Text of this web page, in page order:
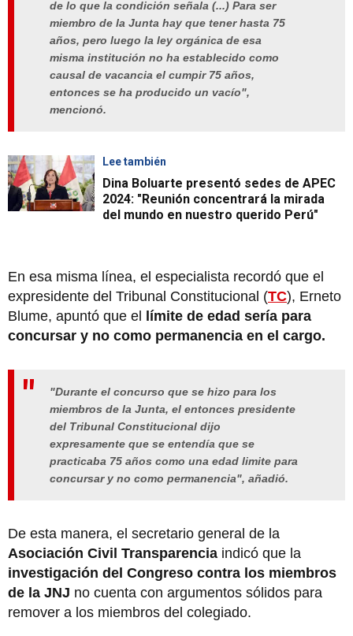
de lo que la condición señala (...) Para ser
miembro de la Junta hay que tener hasta 75
años, pero luego la ley orgánica de esa
misma institución no ha establecido como
causal de vacancia el cumpir 75 años,
entonces se ha producido un vacío",
mencionó.
Lee también
Dina Boluarte presentó sedes de APEC
2024: "Reunión concentrará la mirada
del mundo en nuestro querido Perú"
En esa misma línea, el especialista recordó que el
expresidente del Tribunal Constitucional (TC), Erneto
Blume, apuntó que el
límite de edad sería para
concursar y no como permanencia en el cargo.
"Durante el concurso que se hizo para los
miembros de la Junta, el entonces presidente
del Tribunal Constitucional dijo
expresamente que se entendía que se
practicaba 75 años como una edad limite para
concursar y no como permanencia", añadió.
De esta manera, el secretario general de la
Asociación Civil Transparencia indicó que la
investigación del Congreso contra los miembros
de la JNJ no cuenta con argumentos sólidos para
remover a los miembros del colegiado.